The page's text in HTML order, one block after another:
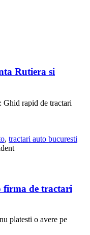
Rutiera si
Ghid rapid de tractari
, tractari auto bucuresti
firma de tractari
platesti o avere pe